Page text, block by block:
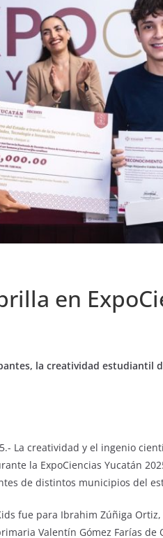
en
la creatividad estudiantil
La creatividad y el ingenio
la ExpoCiencias Yucatán
de distintos municipios del
fue para Ibrahim Zúñiga Ortiz,
Valentín Gómez Farías